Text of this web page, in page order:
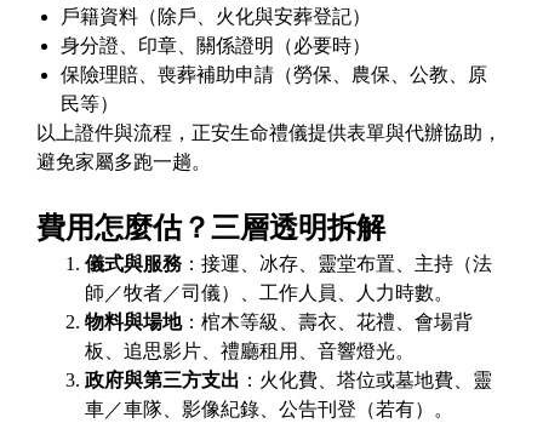
戶籍資料（除戶、火化與安葬登記）
身分證、印章、關係證明（必要時）
保險理賠、喪葬補助申請（勞保、農保、公教、原
民等）
以上證件與流程，正安生命禮儀提供表單與代辦協助，
避免家屬多跑一趟。
費用怎麼估？三層透明拆解
儀式與服務 ：接運、冰存、靈堂布置、主持（法
師／牧者／司儀）、工作人員、人力時數。
物料與場地：棺木等級、壽衣、花禮、會場背
板、追思影片、禮廳租用、音響燈光。
政府與第三方支出 ：火化費、塔位或墓地費、靈
車／車隊、影像紀錄、公告刊登（若有）。